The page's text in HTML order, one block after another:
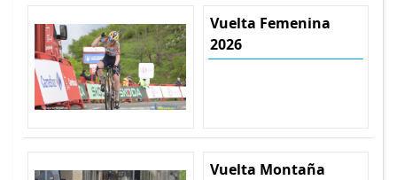
Vuelta Femenina
2026
Vuelta Montaña